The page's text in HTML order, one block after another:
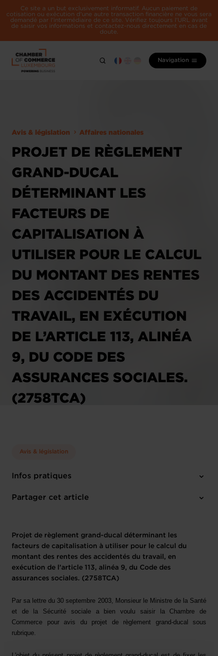
Ce site a un but exclusivement informatif. Aucun paiement de
cotisation ou exécution d'une autre transaction financière ne vous sera
demandé par l'intermédiaire de ce site. Vérifiez toujours l'URL avant
de saisir vos informations et contactez-nous directement en cas de
doute.
Navigation
Avis & législation Affaires nationales
PROJET DE RÈGLEMENT
GRAND-DUCAL
DÉTERMINANT LES
FACTEURS DE
CAPITALISATION À
UTILISER POUR LE CALCUL
DU MONTANT DES RENTES
DES ACCIDENTÉS DU
TRAVAIL, EN EXÉCUTION
DE L’ARTICLE 113, ALINÉA
9, DU CODE DES
ASSURANCES SOCIALES.
(2758TCA)
Avis & législation
Infos pratiques
Partager cet article
Projet de règlement grand-ducal déterminant les
facteurs de capitalisation à utiliser pour le calcul du
montant des rentes des accidentés du travail, en
exécution de l’article 113, alinéa 9, du Code des
assurances sociales. (2758TCA)
Par sa lettre du 30 septembre 2003, Monsieur le Ministre de la Santé
et de la Sécurité sociale a bien voulu saisir la Chambre de
Commerce pour avis du projet de règlement grand-ducal sous
rubrique.